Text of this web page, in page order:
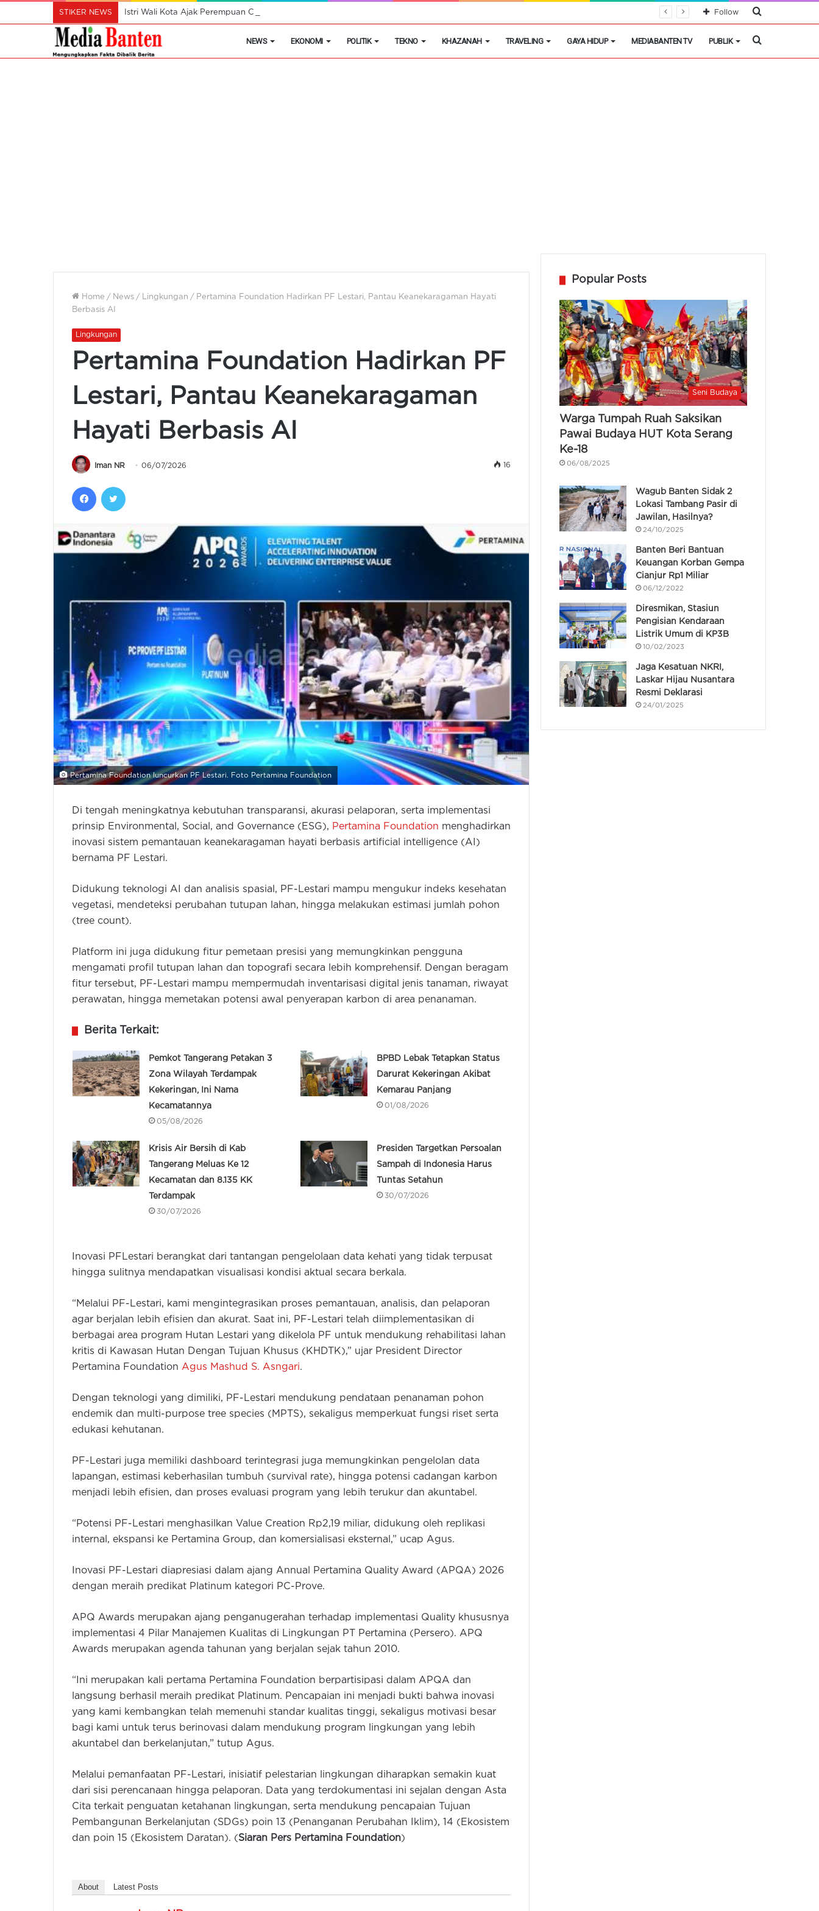
STIKER NEWS Istri Wali Kota Ajak Perempuan Cilegon Kembangkan Hobi Sebagai Peluang Usaha Cari
Follow
NEWS EKONOMI POLITIK TEKNO KHAZANAH TRAVELING GAYA HIDUP MEDIABANTEN TV PUBLIK Cari
Home / News / Lingkungan / Pertamina Foundation Hadirkan PF Lestari, Pantau Keanekaragaman Hayati
Berbasis AI
Lingkungan
Pertamina Foundation Hadirkan PF
Lestari, Pantau Keanekaragaman
Hayati Berbasis AI
Iman NR 06/07/2026 16
Facebook
Pertamina Foundation luncurkan PF Lestari. Foto Pertamina Foundation
Di tengah meningkatnya kebutuhan transparansi, akurasi pelaporan, serta implementasi
prinsip Environmental, Social, and Governance (ESG), Pertamina Foundation menghadirkan
inovasi sistem pemantauan keanekaragaman hayati berbasis artificial intelligence (AI)
bernama PF Lestari.
Didukung teknologi AI dan analisis spasial, PF-Lestari mampu mengukur indeks kesehatan
vegetasi, mendeteksi perubahan tutupan lahan, hingga melakukan estimasi jumlah pohon
(tree count).
Platform ini juga didukung fitur pemetaan presisi yang memungkinkan pengguna
mengamati profil tutupan lahan dan topografi secara lebih komprehensif. Dengan beragam
fitur tersebut, PF-Lestari mampu mempermudah inventarisasi digital jenis tanaman, riwayat
perawatan, hingga memetakan potensi awal penyerapan karbon di area penanaman.
Berita Terkait:
Pemkot Tangerang Petakan 3
Zona Wilayah Terdampak
Kekeringan, Ini Nama
Kecamatannya
05/08/2026
BPBD Lebak Tetapkan Status
Darurat Kekeringan Akibat
Kemarau Panjang
01/08/2026
Krisis Air Bersih di Kab
Tangerang Meluas Ke 12
Kecamatan dan 8.135 KK
Terdampak
30/07/2026
Presiden Targetkan Persoalan
Sampah di Indonesia Harus
Tuntas Setahun
30/07/2026
Inovasi PFLestari berangkat dari tantangan pengelolaan data kehati yang tidak terpusat
hingga sulitnya mendapatkan visualisasi kondisi aktual secara berkala.
“Melalui PF-Lestari, kami mengintegrasikan proses pemantauan, analisis, dan pelaporan
agar berjalan lebih efisien dan akurat. Saat ini, PF-Lestari telah diimplementasikan di
berbagai area program Hutan Lestari yang dikelola PF untuk mendukung rehabilitasi lahan
kritis di Kawasan Hutan Dengan Tujuan Khusus (KHDTK),” ujar President Director
Pertamina Foundation Agus Mashud S. Asngari.
Dengan teknologi yang dimiliki, PF-Lestari mendukung pendataan penanaman pohon
endemik dan multi-purpose tree species (MPTS), sekaligus memperkuat fungsi riset serta
edukasi kehutanan.
PF-Lestari juga memiliki dashboard terintegrasi juga memungkinkan pengelolan data
lapangan, estimasi keberhasilan tumbuh (survival rate), hingga potensi cadangan karbon
menjadi lebih efisien, dan proses evaluasi program yang lebih terukur dan akuntabel.
“Potensi PF-Lestari menghasilkan Value Creation Rp2,19 miliar, didukung oleh replikasi
internal, ekspansi ke Pertamina Group, dan komersialisasi eksternal,” ucap Agus.
Inovasi PF-Lestari diapresiasi dalam ajang Annual Pertamina Quality Award (APQA) 2026
dengan meraih predikat Platinum kategori PC-Prove.
APQ Awards merupakan ajang penganugerahan terhadap implementasi Quality khususnya
implementasi 4 Pilar Manajemen Kualitas di Lingkungan PT Pertamina (Persero). APQ
Awards merupakan agenda tahunan yang berjalan sejak tahun 2010.
“Ini merupakan kali pertama Pertamina Foundation berpartisipasi dalam APQA dan
langsung berhasil meraih predikat Platinum. Pencapaian ini menjadi bukti bahwa inovasi
yang kami kembangkan telah memenuhi standar kualitas tinggi, sekaligus motivasi besar
bagi kami untuk terus berinovasi dalam mendukung program lingkungan yang lebih
akuntabel dan berkelanjutan,” tutup Agus.
Melalui pemanfaatan PF-Lestari, inisiatif pelestarian lingkungan diharapkan semakin kuat
dari sisi perencanaan hingga pelaporan. Data yang terdokumentasi ini sejalan dengan Asta
Cita terkait penguatan ketahanan lingkungan, serta mendukung pencapaian Tujuan
Pembangunan Berkelanjutan (SDGs) poin 13 (Penanganan Perubahan Iklim), 14 (Ekosistem
dan poin 15 (Ekosistem Daratan). (Siaran Pers Pertamina Foundation)
About Latest Posts
Perumdam Lebak Pastikan Pasokan
Air Bersih ke 33.000 Pelanggan
Tetap Optimal Selama Kemarau
Prihatin Kerusakan Alam, PKD
Mapala Banten Tanam 1.000 Batang
Popular Posts
Seni Budaya
Warga Tumpah Ruah Saksikan
Pawai Budaya HUT Kota Serang
Ke-18
06/08/2025
Wagub Banten Sidak 2
Lokasi Tambang Pasir di
Jawilan, Hasilnya?
24/10/2025
Banten Beri Bantuan
Keuangan Korban Gempa
Cianjur Rp1 Miliar
06/12/2022
Diresmikan, Stasiun
Pengisian Kendaraan
Listrik Umum di KP3B
10/02/2023
Jaga Kesatuan NKRI,
Laskar Hijau Nusantara
Resmi Deklarasi
24/01/2025